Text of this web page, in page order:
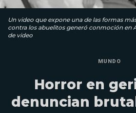
Un video que expone una de las formas
contra los abuelitos generó conmoción en
de video
MUNDO
Horror en
denuncian